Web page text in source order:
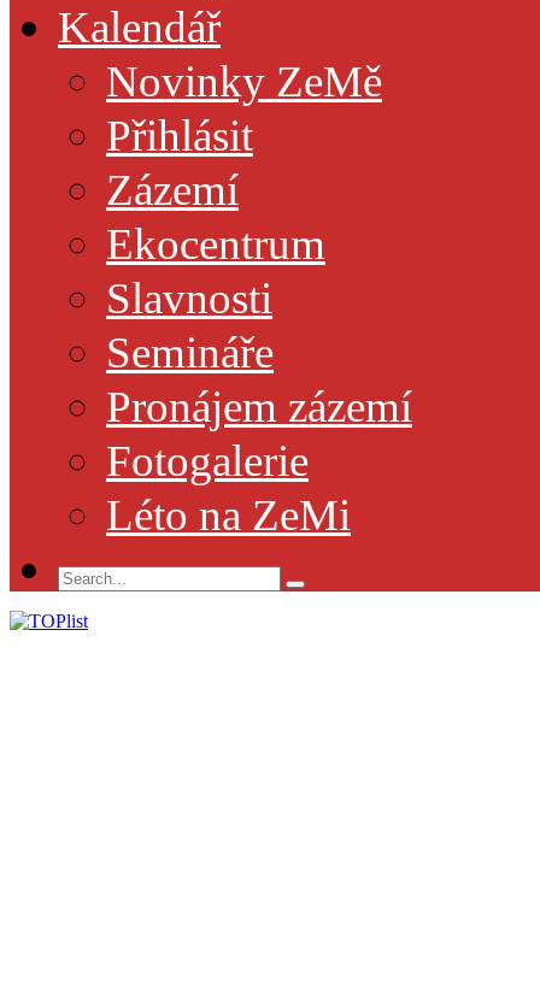
Kalendář
Novinky ZeMě
Přihlásit
Zázemí
Ekocentrum
Slavnosti
Semináře
Pronájem zázemí
Fotogalerie
Léto na ZeMi